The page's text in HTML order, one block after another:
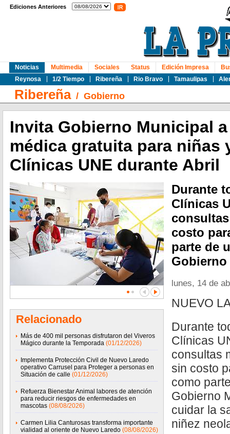
Ediciones Anteriores
Noticias
Reynosa
1/2 Tiempo Ribereña Rio Bravo Tamaulipas
Multimedia Sociales Status Edición Impresa
Ribereña/ Gobierno
Invita Gobierno Municipal
médica gratuita para niñas
Clínicas UNE durante Abril
Relacionado
Más de 400 mil personas disfrutaron del Viveros
Mágico durante la Temporada (01/12/2026)
Implementa Protección Civil de Nuevo Laredo
operativo Carrusel para Proteger a personas en
Situación de calle (01/12/2026)
Refuerza Bienestar Animal labores de atención
para reducir riesgos de enfermedades en
mascotas (08/08/2026)
Carmen Lilia Canturosas transforma importante
vialidad al oriente de Nuevo Laredo (08/08/2026)
Durante
Clínicas
costo
parte de
lunes, 14 de
NUEVO
Durante
Clínicas
consultas
sin costo
como
Gobierno
cuidar la
niñez